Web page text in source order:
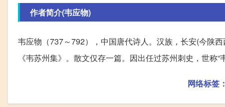
作者简介(韦应物)
韦应物（737～792），中国唐代诗人。汉族，长安(今陕
《韦苏州集》。散文仅存一篇。因出任过苏州刺史，世称
网络标签：